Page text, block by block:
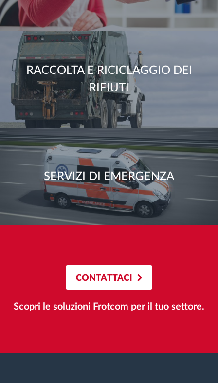
RACCOLTA E RICICLAGGIO DEI
RIFIUTI
SERVIZI DI EMERGENZA
CONTATTACI
Scopri le soluzioni Frotcom per il tuo settore.